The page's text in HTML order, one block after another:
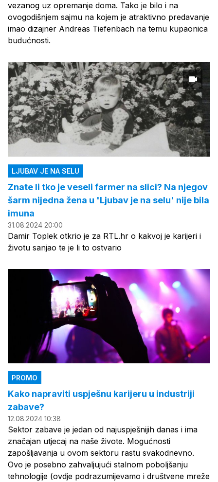
vezanog uz opremanje doma. Tako je bilo i na
ovogodišnjem sajmu na kojem je atraktivno predavanje
imao dizajner Andreas Tiefenbach na temu kupaonica
budućnosti.
LJUBAV JE NA SELU
Znate li tko je veseli farmer na slici? Na njegov
šarm nijedna žena u 'Ljubav je na selu' nije bila
imuna
31.08.2024 20:00
Damir Toplek otkrio je za RTL.hr o kakvoj je karijeri i
životu sanjao te je li to ostvario
PROMO
Kako napraviti uspješnu karijeru u industriji
zabave?
12.08.2024 10:38
Sektor zabave je jedan od najuspješnijih danas i ima
značajan utjecaj na naše živote. Mogućnosti
zapošljavanja u ovom sektoru rastu svakodnevno.
Ovo je posebno zahvaljujući stalnom poboljšanju
tehnologije (ovdje podrazumijevamo i društvene mreže